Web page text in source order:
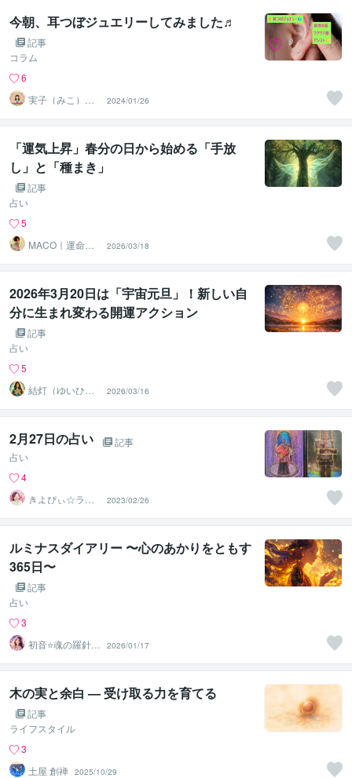
今朝、耳つぼジュエリーしてみました♬
記事
コラム
6
実子（みこ）✨
未来好転セラピ
ーカフェ
2024/01/26
「運気上昇」春分の日から始める「手放
し」と「種まき」
記事
占い
5
MACO｜運命を
紐解く⭐︎波動タロ
ット
2026/03/18
2026年3月20日は「宇宙元旦」！新しい自
分に生まれ変わる開運アクション
記事
占い
5
結灯（ゆいひ）
♡未来への羅針
盤♡
2026/03/16
2月27日の占い
記事
占い
4
きよぴぃ☆ライ
フスピリチュア
リスト
2023/02/26
ルミナスダイアリー 〜心のあかりをともす
365日〜
記事
占い
3
初音⭐️魂の羅針盤
ルミナススター
鑑定
2026/01/17
木の実と余白 — 受け取る力を育てる
記事
ライフスタイル
3
土屋 創禅 2025/10/29